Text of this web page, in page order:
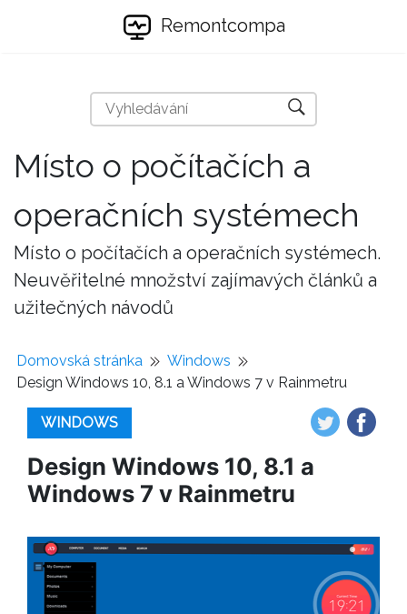
Remontcompa
Místo o počítačích a
operačních systémech
Místo o počítačích a operačních systémech.
Neuvěřitelné množství zajímavých článků a
užitečných návodů
Domovská stránka
Windows
Design Windows 10, 8.1 a Windows 7 v Rainmetru
WINDOWS
Design Windows 10, 8.1 a
Windows 7 v Rainmetru